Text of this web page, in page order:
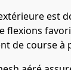
est
flexions
de course à